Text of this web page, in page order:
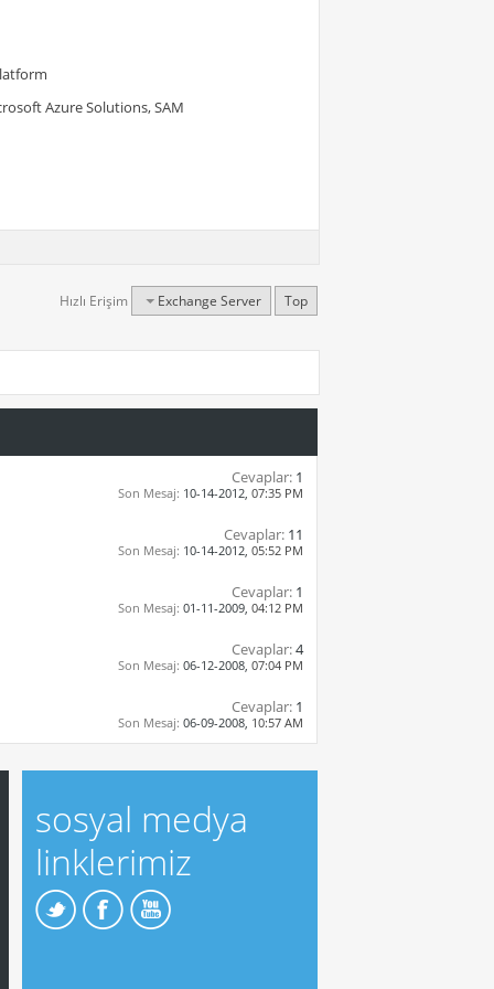
Azure Solutions, SAM
Hızlı Erişim Exchange Server Top
Cevaplar: 1
Son Mesaj: 10-14-2012, 07:35 PM
Cevaplar: 11
Son Mesaj: 10-14-2012, 05:52 PM
Cevaplar: 1
Son Mesaj: 01-11-2009, 04:12 PM
Cevaplar:4
Son Mesaj: 06-12-2008, 07:04 PM
Cevaplar: 1
Son Mesaj: 06-09-2008, 10:57 AM
sosyal medya
linklerimiz